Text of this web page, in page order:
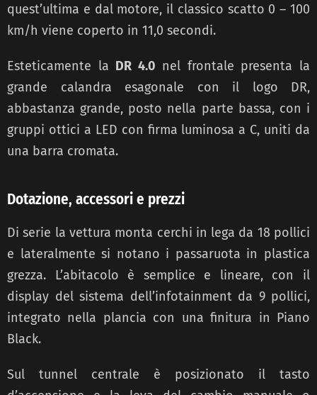
quest’ultima e dal motore, il classico scatto 0 – 100
km/h viene coperto in 11,0 secondi.
Esteticamente la DR 4.0 nel frontale presenta la
grande calandra esagonale con il logo DR,
abbastanza grande, posto nella parte bassa, con i
gruppi ottici a LED con firma luminosa a C, uniti da
una barra cromata.
Dotazione, accessori e prezzi
Di serie la vettura monta cerchi in lega da 18 pollici
e lateralmentesi notano i passaruota in plastica
grezza. L’abitacolo è semplice e lineare, con il
display del sistema dell’infotainment da 9 pollici,
integrato nella plancia con una finitura in Piano
Black.
Sul tunnel centrale è
posizionato il tasto